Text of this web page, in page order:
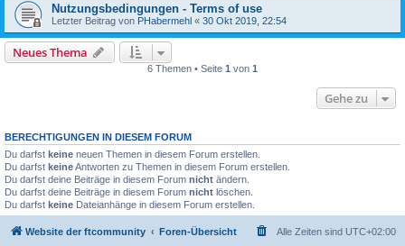
Nutzungsbedingungen - Terms of use
Letzter Beitrag von PHabermehl « 30 Okt 2019, 22:54
Neues Thema
6 Themen • Seite 1 von 1
Gehe zu
BERECHTIGUNGEN IN DIESEM FORUM
Du darfst keine neuen Themen in diesem Forum erstellen.
Du darfst keineAntworten zu Themen in diesem Forum erstellen.
Du darfst deine Beiträge in diesem Forum nicht ändern.
Du darfst deine Beiträge in diesem Forum nicht löschen.
Du darfst keine Dateianhänge in diesem Forum erstellen.
Website der ftcommunity Foren-Übersicht Alle Zeiten sind UTC+02:00